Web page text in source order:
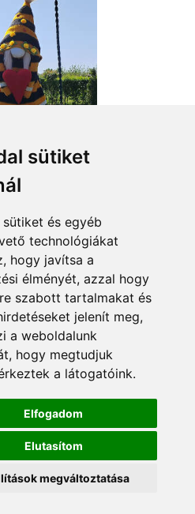
sütiket
és egyéb
technológiákat
hogy javítsa a
élményét, azzal hogy
szabott tartalmakat és
jelenít meg,
a weboldalunk
hogy megtudjuk
a látogatóink.
Elfogadom
Elutasítom
megváltoztatása
Ft-tól
fizetési módok
Á.SZ.F.
tájékoztató
2026 |